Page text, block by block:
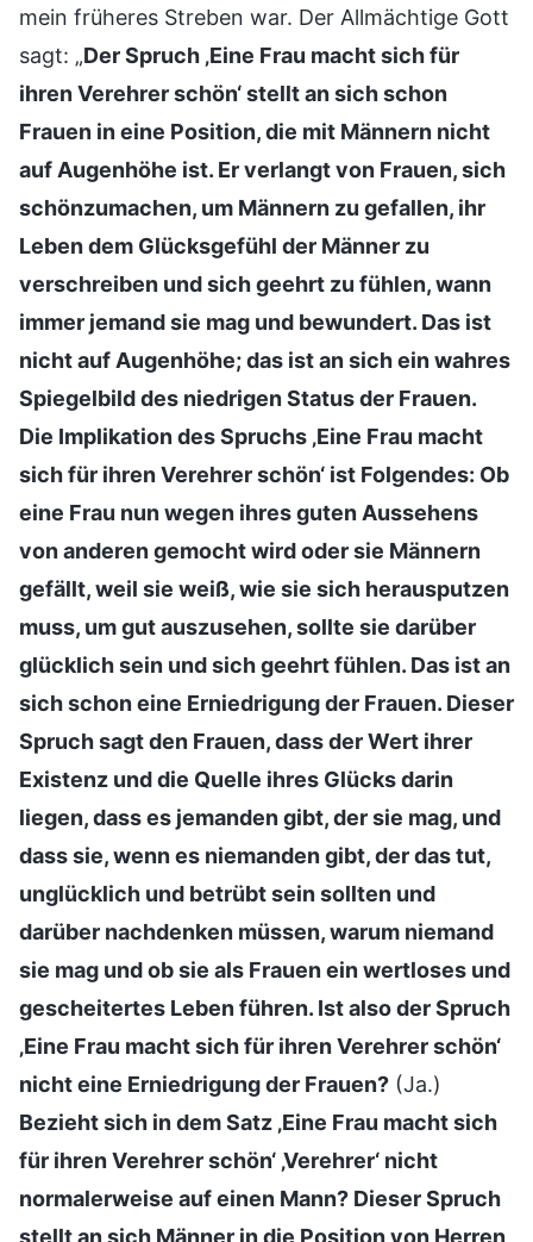
mein früheres Streben war. Der Allmächtige Gott
sagt: „Der Spruch ‚Eine Frau macht sich für
ihren Verehrer schön‘ stellt an sich schon
Frauen in eine Position, die mit Männern nicht
auf Augenhöhe ist. Er verlangt von Frauen, sich
schönzumachen, um Männern zu gefallen, ihr
Leben dem Glücksgefühl der Männer zu
verschreiben und sich geehrt zu fühlen, wann
immer jemand sie mag und bewundert. Das ist
nicht auf Augenhöhe; das ist an sich ein wahres
Spiegelbild des niedrigen Status der Frauen.
Die Implikation des Spruchs ‚Eine Frau macht
sich für ihren Verehrer schön‘ ist Folgendes: Ob
eine Frau nun wegen ihres guten Aussehens
von anderen gemocht wird oder sie Männern
gefällt, weil sie weiß, wie sie sich herausputzen
muss, um gut auszusehen, sollte sie darüber
glücklich sein und sich geehrt fühlen. Das ist an
sich schon eine Erniedrigung der Frauen. Dieser
Spruch sagt den Frauen, dass der Wert ihrer
Existenz und die Quelle ihres Glücks darin
liegen, dass es jemanden gibt, der sie mag, und
dass sie, wenn es niemanden gibt, der das tut,
unglücklich und betrübt sein sollten und
darüber nachdenken müssen, warum niemand
sie mag und ob sie als Frauen ein wertloses und
gescheitertes Leben führen. Ist also der Spruch
‚Eine Frau macht sich für ihren Verehrer schön‘
nicht eine Erniedrigung der Frauen? (Ja.)
Bezieht sich in dem Satz ‚Eine Frau macht sich
für ihren Verehrer schön‘ ‚Verehrer‘ nicht
normalerweise auf einen Mann? Dieser Spruch
stellt an sich Männer in die Position von Herren